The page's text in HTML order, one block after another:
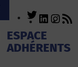
Twitter
ESPACE
ADHÉRENTS